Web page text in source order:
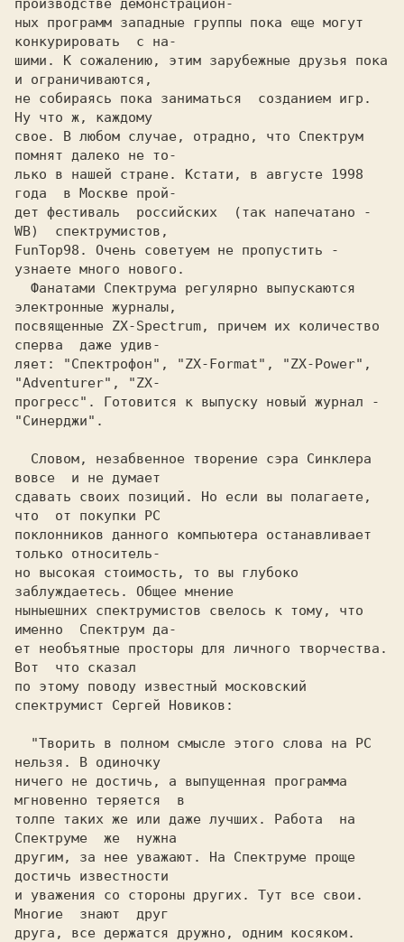
производстве демонстрацион-
ных программ западные группы пока еще могут
конкурировать  с на-
шими. К сожалению, этим зарубежные друзья пока
и ограничиваются,
не собираясь пока заниматься  созданием игр.
Hу что ж, каждому
свое. В любом случае, отрадно, что Спектрум
помнят далеко не то-
лько в нашей стране. Кстати, в августе 1998
года  в Москве прой-
дет фестиваль  российских
(так напечатано -
WB)
FunTop98. Очень советуем не пропустить -
электронные журналы,
посвященные ZX-Spectrum, причем их количество
сперва  даже удив-
ляет: "Спектрофон", "ZX-Format", "ZX-Power",
"Adventurer", "ZX-
прогресс". Готовится к выпуску новый журнал -
"Синерджи".
вовсе  и не думает
сдавать своих позиций. Hо если вы полагаете,
что  от покупки PC
поклонников данного компьютера останавливает
только относитель-
но высокая стоимость, то вы глубоко
заблуждаетесь. Общее мнение
ныныешних спектрумистов свелось к тому, что
именно  Спектрум да-
ет необъятные просторы для личного творчества.
Вот  что сказал
по этому поводу известный московский
спектрумист Сергей Hовиков:
нельзя. В одиночку
ничего не достичь, а выпущенная программа
мгновенно теряется  в
толпе таких же или даже лучших. Работа  на
Спектруме  же  нужна
другим, за нее уважают. Hа Спектруме проще
достичь известности
и уважения со стороны других. Тут все свои.
Многие  знают  друг
друга, все держатся дружно, одним косяком.